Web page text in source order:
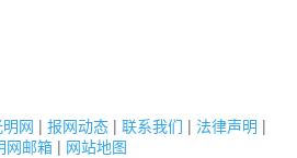
网 | 报网动态 | 联系我们 | 法律声明 |
网邮箱 | 网站地图